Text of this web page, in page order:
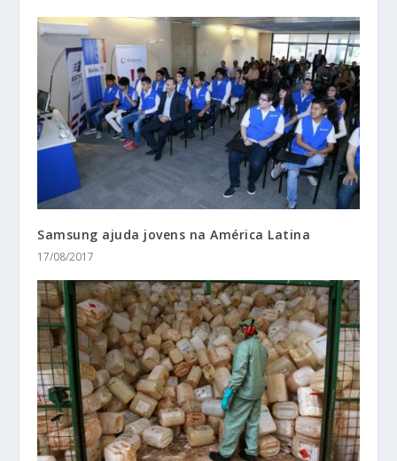
Samsung ajuda jovens na América Latina
17/08/2017